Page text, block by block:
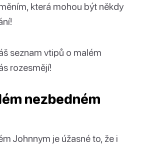
která mohou být někdy
seznam vtipů o malém
rozesmějí!
nezbedném
Johnnym je úžasné to, že i